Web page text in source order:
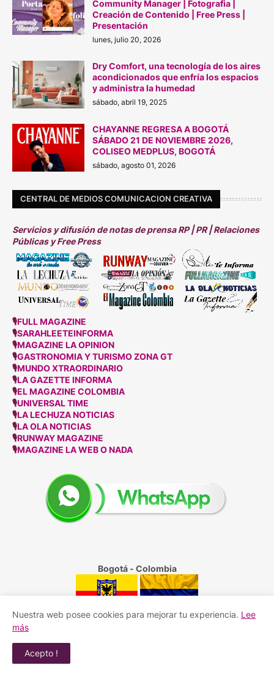
Community Manager | Fotografia |
Creación de Contenido | Free Press |
Presentación
lunes, julio 20, 2026
Dry Comfort, una tecnología de los aires
acondicionados que enfría los espacios
y administra la humedad
sábado, abril 19, 2025
CHAYANNE REGRESA A BOGOTÁ
SÁBADO 21 DE N0VIEMBRE 2026,
COLISEO MEDPLUS, BOGOTÁ
sábado, agosto 01, 2026
CENTRAL DE MEDIOS COMUNICACION CREATIVA
Servicios y difusión de notas de prensa RP | PR | Relaciones
Públicas y Free Press
🎙FULL MAGAZINE
🎙SARAHLEETEINFORMA
🎙MAGAZINE LA OPINION
🎙GASTRONOMIA Y TURISMO ZONA GT
🎙MUNDO XTRAORDINARIO
🎙LA GAZETTE INFORMA
🎙EL MAGAZINE COLOMBIA
🎙UNIVERSAL TIME
🎙LA LECHUZA NOTICIAS
🎙LA OLA NOTICIAS
🎙RUNWAY MAGAZINE
🎙MAGAZINE LA WEB O NADA
Bogotá - Colombia
Todos los derechos reservados
Nuestra web posee cookies para mejorar tu experiencia. Lee
más
Acepto !